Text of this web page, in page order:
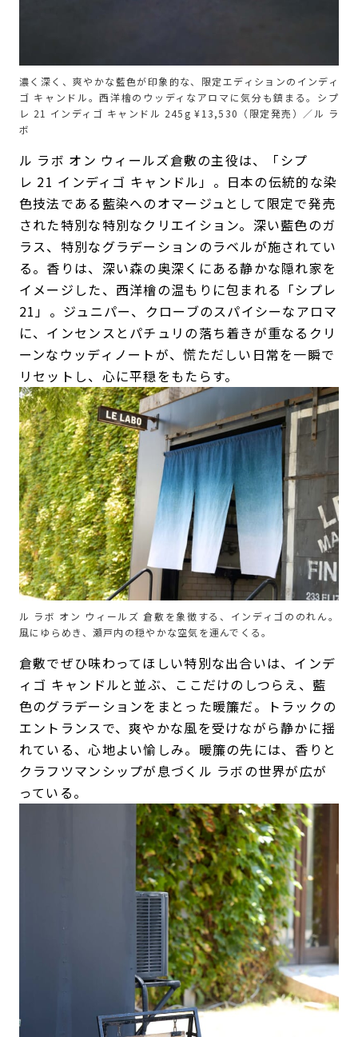
濃く深く、爽やかな藍色が印象的な、限定エディションのインディ
ゴ キャンドル。西洋檜のウッディなアロマに気分も鎮まる。シプ
レ 21 インディゴ キャンドル 245g ¥13,530（限定発売）／ル ラ
ボ
ル ラボ オン ウィールズ倉敷の主役は、「シプ
レ 21 インディゴ キャンドル」。日本の伝統的な染
色技法である藍染へのオマージュとして限定で発売
された特別な特別なクリエイション。深い藍色のガ
ラス、特別なグラデーションのラベルが施されてい
る。香りは、深い森の奥深くにある静かな隠れ家を
イメージした、西洋檜の温もりに包まれる「シプレ
21」。ジュニパー、クローブのスパイシーなアロマ
に、インセンスとパチュリの落ち着きが重なるクリ
ーンなウッディノートが、慌ただしい日常を一瞬で
リセットし、心に平穏をもたらす。
ル ラボ オン ウィールズ 倉敷を象徴する、インディゴののれん。
風にゆらめき、瀬戸内の穏やかな空気を運んでくる。
倉敷でぜひ味わってほしい特別な出合いは、インデ
ィゴ キャンドルと並ぶ、ここだけのしつらえ、藍
色のグラデーションをまとった暖簾だ。トラックの
エントランスで、爽やかな風を受けながら静かに揺
れている、心地よい愉しみ。暖簾の先には、香りと
クラフツマンシップが息づくル ラボの世界が広が
っている。